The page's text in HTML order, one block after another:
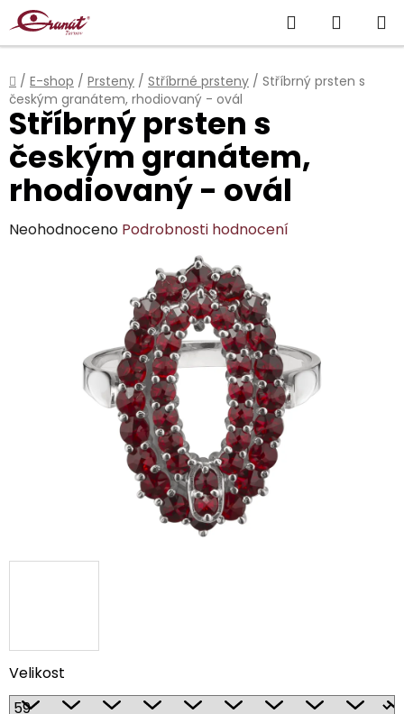
Přejít
na
obsah
Hledat
KOŠÍK
Domů
/ E-shop / Prsteny / Stříbrné prsteny / Stříbrný prsten s
českým granátem, rhodiovaný - ovál
Velikost
Stříbrný prsten s
českým granátem,
rhodiovaný - ovál
Průměrné
Neohodnoceno Podrobnosti hodnocení